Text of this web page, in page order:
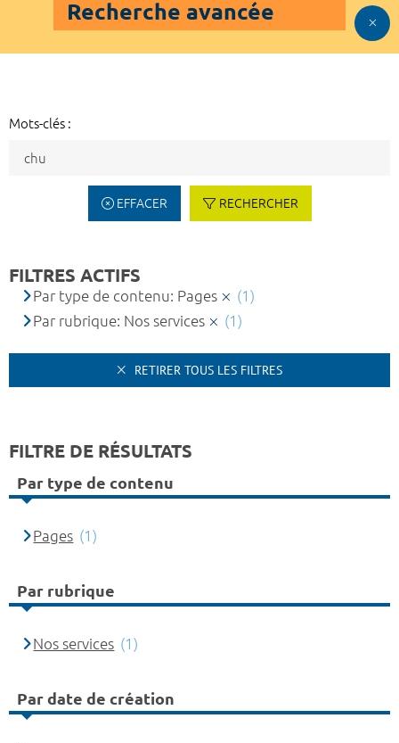
Recherche avancée
Mots-clés :
EFFACER RECHERCHER
FILTRES ACTIFS
Par type de contenu: Pages
(1)
Par rubrique: Nos services
(1)
RETIRER TOUS LES FILTRES
FILTRE DE RÉSULTATS
Par type de contenu
Pages (1)
Par rubrique
Nos services (1)
Par date de création